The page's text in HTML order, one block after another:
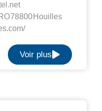
78800 Houilles
Voir plus